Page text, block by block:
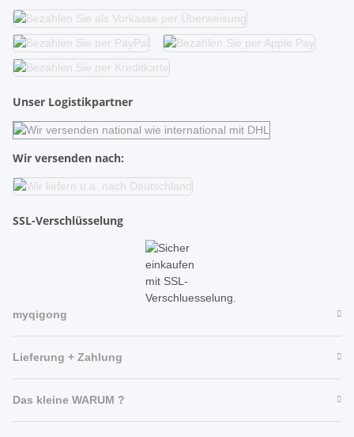
Unser Logistikpartner
Wir versenden nach:
SSL-Verschlüsselung
myqigong
Lieferung + Zahlung
Das kleine WARUM ?